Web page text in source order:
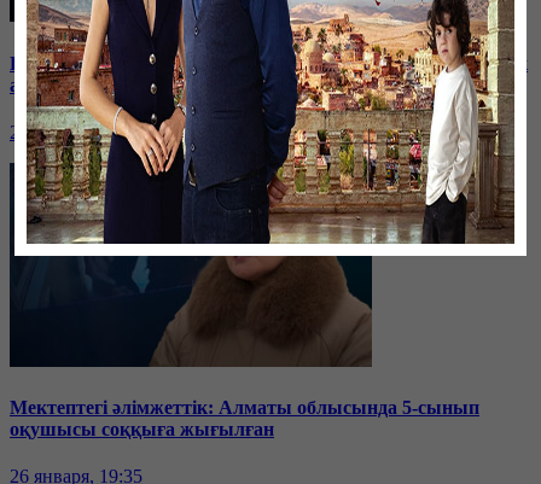
Баспанасын ала алмай жүрген бір топ шымкенттік әкімдік
алдына түнеуге келді
26 января, 19:35
Мектептегі әлімжеттік: Алматы облысында 5-сынып
оқушысы соққыға жығылған
26 января, 19:35